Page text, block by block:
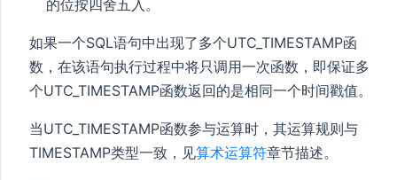
的位按四舍五入。
如果一个SQL语句中出现了多个UTC_TIMESTAMP函
数，在该语句执行过程中将只调用一次函数，即保证多
个UTC_TIMESTAMP函数返回的是相同一个时间戳值。
当UTC_TIMESTAMP函数参与运算时，其运算规则与
TIMESTAMP类型一致，见算术运算符章节描述。